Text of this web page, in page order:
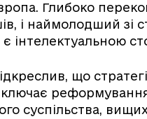
Глибоко
і наймолодший зі
є інтелектуальною
що
суспільства,